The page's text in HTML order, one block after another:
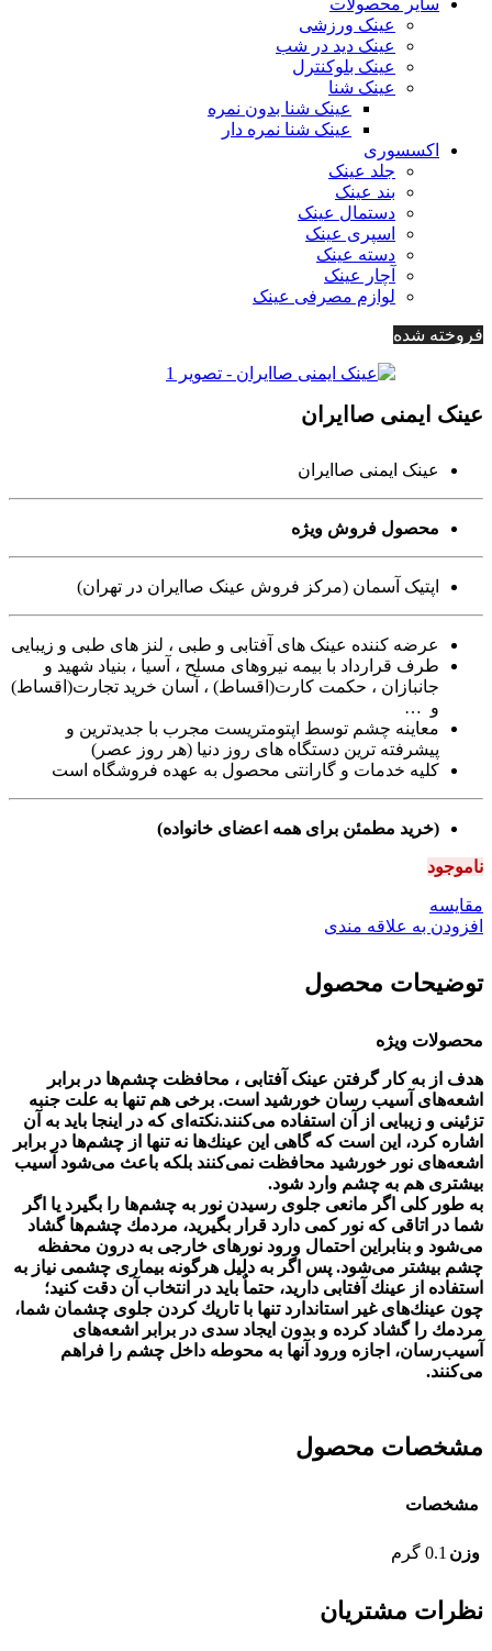
سایر محصولات
عینک ورزشی
عینک دید در شب
عینک بلوکنترل
عینک شنا
عینک شنا بدون نمره
عینک شنا نمره دار
اکسسوری
جلد عینک
بند عینک
دستمال عینک
اسپری عینک
دسته عینک
آچار عینک
لوازم مصرفی عینک
فروخته شده
عینک ایمنی صاایران
عینک ایمنی صاایران
محصول فروش ویژه
اپتیک آسمان (مرکز فروش عینک صاایران در تهران)
عرضه کننده عینک های آفتابی و طبی ، لنز های طبی و زیبایی
طرف قرارداد با بیمه نیروهای مسلح ، آسیا ، بنیاد شهید و
جانبازان ، حکمت کارت(اقساط) ، آسان خرید تجارت(اقساط)
و …
معاینه چشم توسط اپتومتریست مجرب با جدیدترین و
پیشرفته ترین دستگاه های روز دنیا (هر روز عصر)
کلیه خدمات و گارانتی محصول به عهده فروشگاه است
(خرید مطمئن برای همه اعضای خانواده)
ناموجود
مقايسه
افزودن به علاقه مندی
توضیحات محصول
محصولات ویژه
هدف از به كار گرفتن عینک آفتابی ، محافظت چشم‌ها در برابر
اشعه‌های آسیب‌ رسان خورشید است‏‏‏.‏‏‏ برخی هم تنها به علت جنبه
تزئینی و زیبایی از آن استفاده می‌كنند‏‏‏.‏‏‏نكته‌ای‌ كه در اینجا باید به آن
اشاره كرد، این است كه گاهی این عینك‌ها نه تنها از چشم‌ها در برابر
اشعه‌های نور خورشید محافظت نمی‌كنند بلكه باعث می‌شود آسیب
بیشتری هم به چشم وارد شود‏‏‏.‏‏‏
به طور كلی اگر مانعی جلوی رسیدن نور به چشم‌ها را بگیرد یا اگر
شما در اتاقی كه نور كمی دارد قرار بگیرید، مردمك چشم‌ها گشاد
می‌شود و بنابراین احتمال ورود نورهای خارجی به درون محفظه
چشم بیشتر می‌شود‏‏‏.‏‏‏ پس اگر به دلیل هرگونه بیماری چشمی نیاز به
استفاده از عینك آفتابی دارید، حتماٌ باید در انتخاب آن دقت كنید؛
چون عینك‌های غیر استاندارد تنها با تاریك كردن جلوی چشمان شما،
مردمك را گشاد كرده و بدون ایجاد سدی در برابر اشعه‌های
آسیب‌رسان، اجازه ورود آنها به محوطه داخل چشم را فراهم
می‌كنند‏‏‏.‏‏‏
مشخصات محصول
مشخصات
وزن 0.1 گرم
نظرات مشتریان